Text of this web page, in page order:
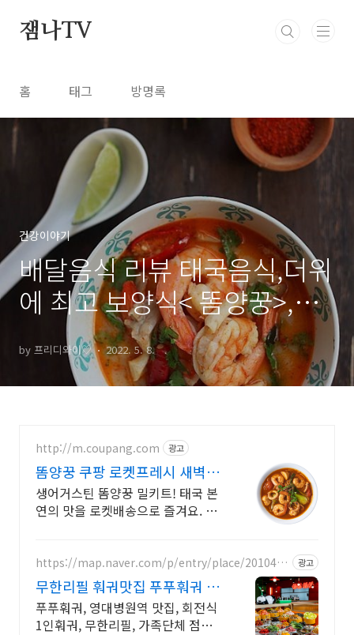
잼나TV
홈 태그 방명록
건강이야기
배달음식 리뷰 태국음식,더위
에 최고 보양식< 똠양꿍>,똠
양꿍 이름유래, 효능
by 프리디와이♡ 2022. 5. 8.
http://m.coupang.com 광고
똠양꿍 쿠팡 로켓프레시 새벽배
송
생어거스틴 똠양꿍 밀키트! 태국 본
연의 맛을 로켓배송으로 즐겨요. 와
https://map.naver.com/p/entry/place/2010460
광고
무한리필 훠궈맛집 푸푸훠궈 데
이트 가족 모임 바로예약
푸푸훠궈, 영대병원역 맛집, 회전식
1인훠궈, 무한리필, 가족단체 점심